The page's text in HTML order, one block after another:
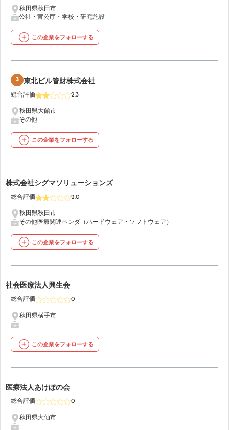
秋田県秋田市
公社・官公庁・学校・研究施設
この企業をフォローする
3 東北ビル管財株式会社
総合評価 2.3
秋田県大館市
その他
この企業をフォローする
4
株式会社シグマソリューションズ
総合評価 2.0
秋田県秋田市
その他医療関連ベンダ（ハードウェア・ソフトウェア）
この企業をフォローする
5
社会医療法人興生会
総合評価 0
秋田県横手市
この企業をフォローする
6
医療法人あけぼの会
総合評価 0
秋田県大仙市